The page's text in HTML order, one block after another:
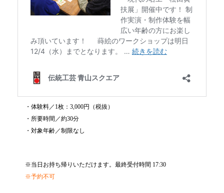
・体験料／1枚：3,000円（税抜）
・所要時間／約30分
・対象年齢／制限なし
※当日お持ち帰りいただけます。最終受付時間 17:30
※予約不可